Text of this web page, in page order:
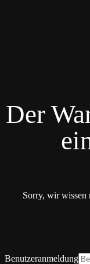
Der
Sorry, wir wissen
Benutzeranmeldung